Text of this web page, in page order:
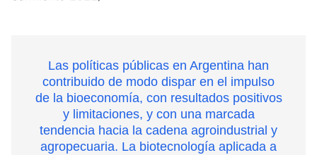
Las políticas públicas en Argentina han
contribuido de modo dispar en el impulso
de la bioeconomía, con resultados positivos
y limitaciones, y con una marcada
tendencia hacia la cadena agroindustrial y
agropecuaria. La biotecnología aplicada a